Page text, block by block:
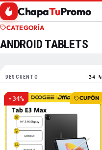
ChapaTuPromo
CATEGORÍA
ANDROID TABLETS
DESCUENTO −34 %
-34% CUPÓN